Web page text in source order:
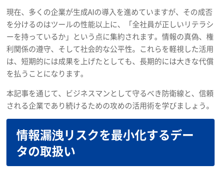
現在、多くの企業が生成AIの導入を進めていますが、その成否
を分けるのはツールの性能以上に、「全社員が正しいリテラシ
ーを持っているか」という点に集約されます。情報の真偽、権
利関係の遵守、そして社会的な公平性。これらを軽視した活用
は、短期的には成果を上げたとしても、長期的には大きな代償
を払うことになります。
本記事を通じて、ビジネスマンとして守るべき防衛線と、信頼
される企業であり続けるための攻めの活用術を学びましょう。
情報漏洩リスクを最小化するデー
タの取扱い